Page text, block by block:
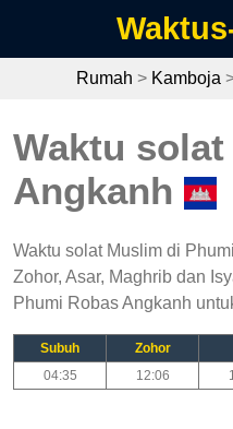
Rumah > Kamboja
Waktu
Angkanh
Waktu solat Muslim di
Zohor, Asar, Maghrib dan
Phumi Robas Angkanh
Subuh Zohor
04:35
12:06